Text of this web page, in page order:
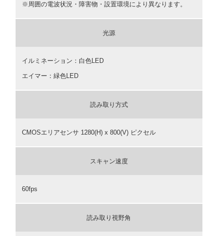
※周囲の電波状況・障害物・設置環境により異なります。
光源
イルミネーション：白色LED
エイマー：緑色LED
読み取り方式
CMOSエリアセンサ 1280(H) x 800(V) ピクセル
スキャン速度
60fps
読み取り視野角